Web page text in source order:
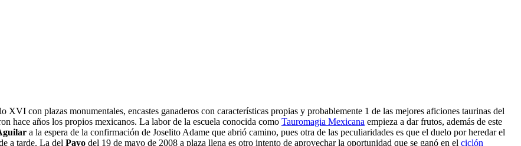
XVI con plazas monumentales, encastes ganaderos con características propias y probablemente 1 de las mejores aficiones taurinas del
hace años los propios mexicanos. La labor de la escuela conocida como Tauromagia Mexicana empieza a dar frutos, además de este
a la espera de la confirmación de Joselito Adame que abrió camino, pues otra de las peculiaridades es que el duelo por heredar el
a tarde. La del Payo del 19 de mayo de 2008 a plaza llena es otro intento de aprovechar la oportunidad que se ganó en el ciclón